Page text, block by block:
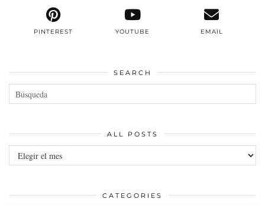
PINTEREST YOUTUBE EMAIL
SEARCH
ALL POSTS
All
posts
CATEGORIES